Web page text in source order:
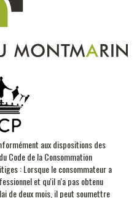
aux dispositions des
Code de la Consommation
: Lorsque le consommateur a
et qu'il n'a pas obtenu
de deux mois, il peut soumettre